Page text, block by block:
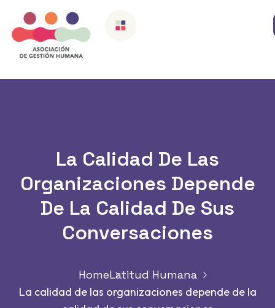
La Calidad De Las
Organizaciones Depende
De La Calidad De Sus
Conversaciones
HomeLatitud Humana
La calidad de las organizaciones depende de la